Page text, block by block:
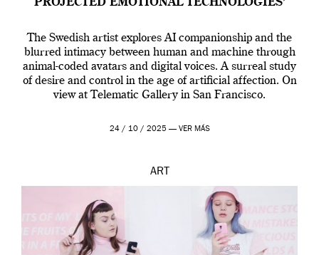
PROJECTED EMOTIONAL TECHNOLOGIES’
The Swedish artist explores AI companionship and the
blurred intimacy between human and machine through
animal-coded avatars and digital voices. A surreal study
of desire and control in the age of artificial affection. On
view at Telematic Gallery in San Francisco.
24 / 10 / 2025 — VER MÁS
ART